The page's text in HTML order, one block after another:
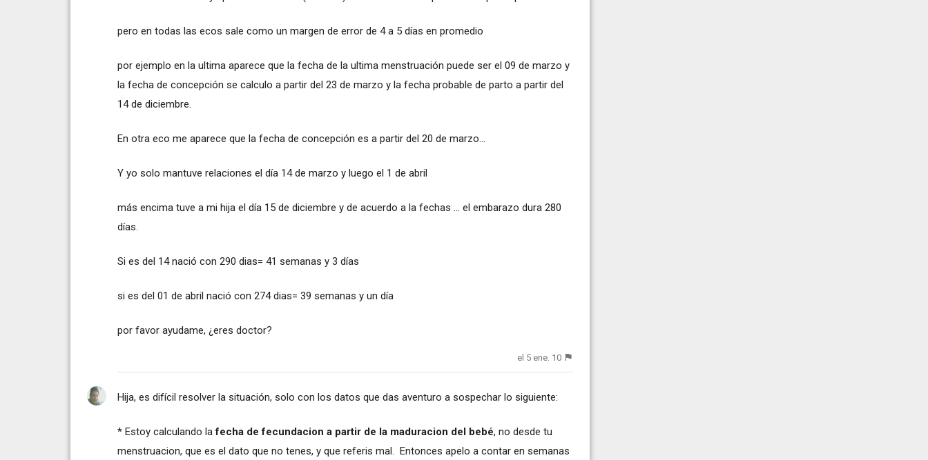
pero en todas las ecos sale como un margen de error de 4 a 5 días en promedio
por ejemplo en la ultima aparece que la fecha de la ultima menstruación puede ser el 09 de marzo y
la fecha de concepción se calculo a partir del 23 de marzo y la fecha probable de parto a partir del
14 de diciembre.
En otra eco me aparece que la fecha de concepción es a partir del 20 de marzo...
Y yo solo mantuve relaciones el día 14 de marzo y luego el 1 de abril
más encima tuve a mi hija el día 15 de diciembre y de acuerdo a la fechas ... el embarazo dura 280
días.
Si es del 14 nació con 290 dias= 41 semanas y 3 días
si es del 01 de abril nació con 274 dias= 39 semanas y un día
por favor ayudame, ¿eres doctor?
el 5 ene. 10
Hija, es difícil resolver la situación, solo con los datos que das aventuro a sospechar lo siguiente:
* Estoy calculando lafecha de fecundacion a partir de la maduracion del bebé, no desde tu
menstruacion, que es el dato que no tenes, y que referis mal. Entonces apelo a contar en semanas